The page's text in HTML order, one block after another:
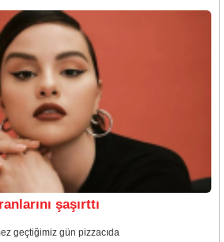
şaşırttı
geçtiğimiz gün pizzacıda